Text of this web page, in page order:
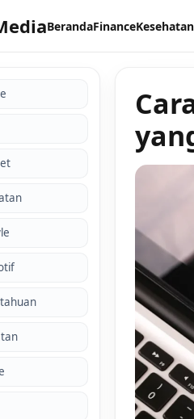
BerandaFinanceKesehatan